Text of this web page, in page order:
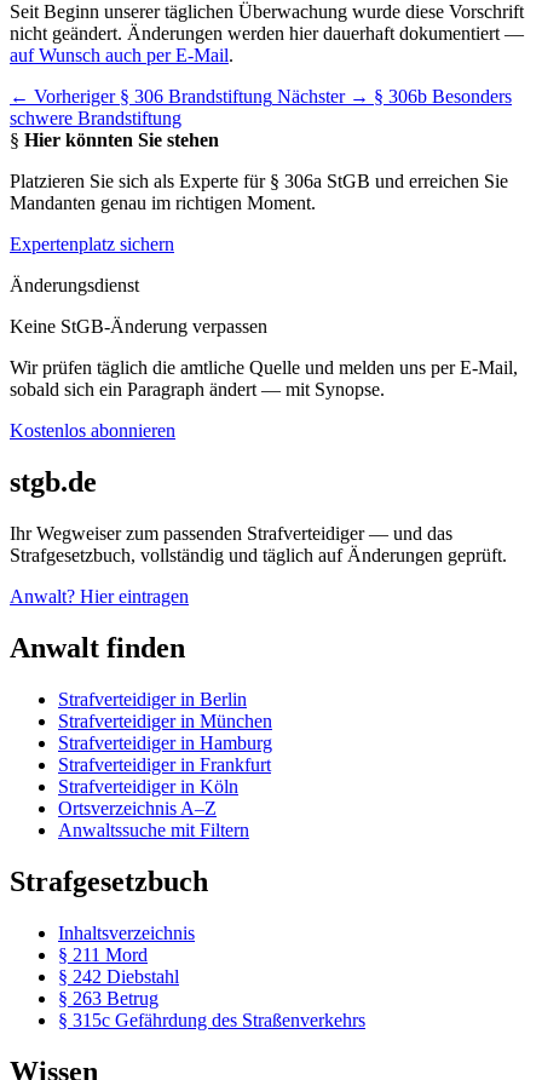
Seit Beginn unserer täglichen Überwachung wurde diese Vorschrift
nicht geändert. Änderungen werden hier dauerhaft dokumentiert —
auf Wunsch auch per E-Mail.
← Vorheriger § 306 Brandstiftung Nächster → § 306b Besonders
schwere Brandstiftung
§ Hier könnten Sie stehen
Platzieren Sie sich als Experte für § 306a StGB und erreichen Sie
Mandanten genau im richtigen Moment.
Expertenplatz sichern
Änderungsdienst
Keine StGB-Änderung verpassen
Wir prüfen täglich die amtliche Quelle und melden uns per E-Mail,
sobald sich ein Paragraph ändert — mit Synopse.
Kostenlos abonnieren
stgb.de
Ihr Wegweiser zum passenden Strafverteidiger — und das
Strafgesetzbuch, vollständig und täglich auf Änderungen geprüft.
Anwalt? Hier eintragen
Anwalt finden
Strafverteidiger in Berlin
Strafverteidiger in München
Strafverteidiger in Hamburg
Strafverteidiger in Frankfurt
Strafverteidiger in Köln
Ortsverzeichnis A–Z
Anwaltssuche mit Filtern
Strafgesetzbuch
Inhaltsverzeichnis
§ 211 Mord
§ 242 Diebstahl
§ 263 Betrug
§ 315c Gefährdung des Straßenverkehrs
Wissen